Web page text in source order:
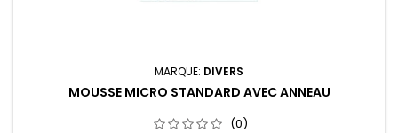
MARQUE: DIVERS
MOUSSE MICRO STANDARD AVEC ANNEAU
(0)